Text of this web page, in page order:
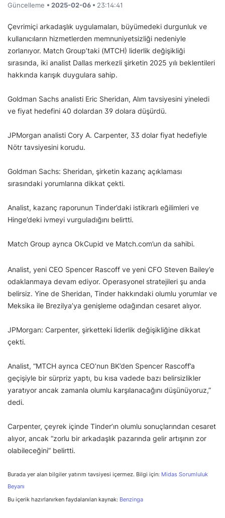
Güncelleme • 2025-02-06 • 23:14:41
Çevrimiçi arkadaşlık uygulamaları, büyümedeki durgunluk ve
kullanıcıların hizmetlerden memnuniyetsizliği nedeniyle
zorlanıyor. Match Group’taki (MTCH) liderlik değişikliği
sırasında, iki analist Dallas merkezli şirketin 2025 yılı beklentileri
hakkında karışık duygulara sahip.
Goldman Sachs analisti Eric Sheridan, Alım tavsiyesini yineledi
ve fiyat hedefini 40 dolardan 39 dolara düşürdü.
JPMorgan analisti Cory A. Carpenter, 33 dolar fiyat hedefiyle
Nötr tavsiyesini korudu.
Goldman Sachs: Sheridan, şirketin kazanç açıklaması
sırasındaki yorumlarına dikkat çekti.
Analist, kazanç raporunun Tinder’daki istikrarlı eğilimleri ve
Hinge’deki ivmeyi vurguladığını belirtti.
Match Group ayrıca OkCupid ve Match.com’un da sahibi.
Analist, yeni CEO Spencer Rascoff ve yeni CFO Steven Bailey’e
odaklanmaya devam ediyor. Operasyonel stratejileri şu anda
belirsiz. Yine de Sheridan, Tinder hakkındaki olumlu yorumlar ve
Meksika ile Brezilya’ya genişleme odağından cesaret alıyor.
JPMorgan: Carpenter, şirketteki liderlik değişikliğine dikkat
çekti.
Analist, “MTCH ayrıca CEO’nun BK’den Spencer Rascoff’a
geçişiyle bir sürpriz yaptı, bu kısa vadede bazı belirsizlikler
yaratıyor ancak zamanla olumlu karşılanacağını düşünüyoruz,”
dedi.
Carpenter, çeyrek içinde Tinder’ın olumlu sonuçlarından cesaret
alıyor, ancak “zorlu bir arkadaşlık pazarında gelir artışının zor
olabileceğini” belirtti.
Burada yer alan bilgiler yatırım tavsiyesi içermez. Bilgi için: Midas Sorumluluk
Beyanı
Bu içerik hazırlanırken faydalanılan kaynak: Benzinga